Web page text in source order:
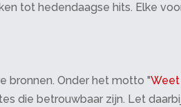
tot hedendaagse hits. Elke
bronnen. Onder het motto "
die betrouwbaar zijn. Let